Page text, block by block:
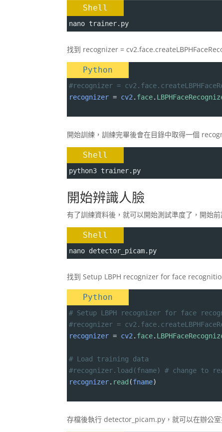
Shell
nano trainer.py
找到 recognizer =
Python
#recognizer =
recognizer = cv2 . face.
開始訓練，訓練完畢後會在目錄中取得一個
Shell
python3 trainer.py
開始辨識人臉
有了訓練資料後，就可以開始測試準度了，開始
Shell
nano detector_picam.py
找到 Setup LBPH recognizer for face
Python
# Setup LBPH recognizer for face
#recognizer =
recognizer = cv2 . face.
# Load training data
#recognizer.load(fname) # change to
recognizer. read (fname)
存檔後執行 detector_picam.py，就可以在辦公室